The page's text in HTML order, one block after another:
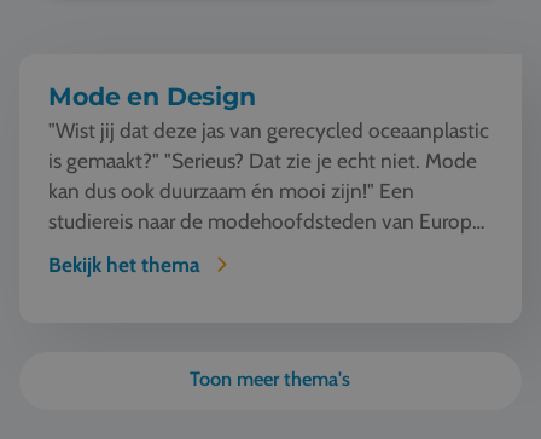
Mode en Design
"Wist jij dat deze jas van gerecycled oceaanplastic
is gemaakt?" "Serieus? Dat zie je echt niet. Mode
kan dus ook duurzaam én mooi zijn!" Een
studiereis naar de modehoofdsteden van Europa
o...
Bekijk het thema
Toon meer thema's